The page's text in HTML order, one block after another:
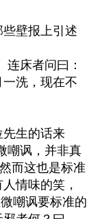
壁报上引述
连床者问曰：
洗，现在不
生的话来
嘲讽，并非真
而这也是标准
情味的笑，
嘲讽要标准的